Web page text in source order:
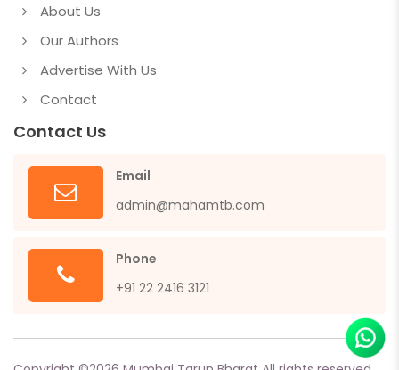
About Us
Our Authors
Advertise With Us
Contact
Contact Us
Email
admin@mahamtb.com
Phone
+91 22 2416 3121